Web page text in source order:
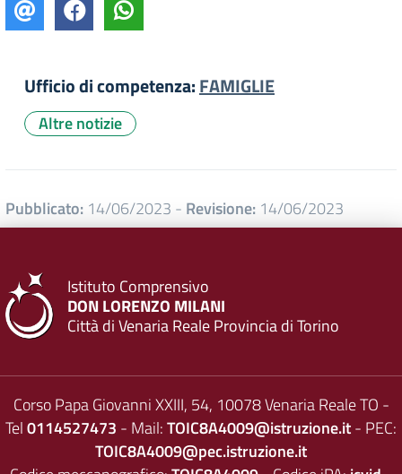
Ufficio di competenza:FAMIGLIE
Altre notizie
Pubblicato: 14/06/2023 - Revisione: 14/06/2023
Istituto Comprensivo
DON LORENZO MILANI
Città di Venaria Reale Provincia di Torino
Corso Papa Giovanni XXIII, 54, 10078 Venaria Reale TO -
Tel0114527473 - Mail:TOIC8A4009@istruzione.it- PEC:
TOIC8A4009@pec.istruzione.it